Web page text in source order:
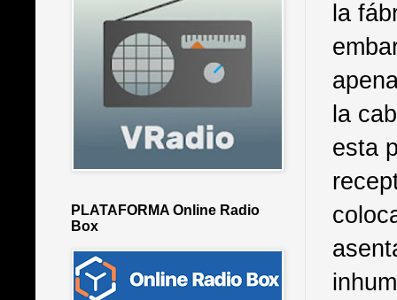
la
la
esta
PLATAFORMA Online Radio
Box